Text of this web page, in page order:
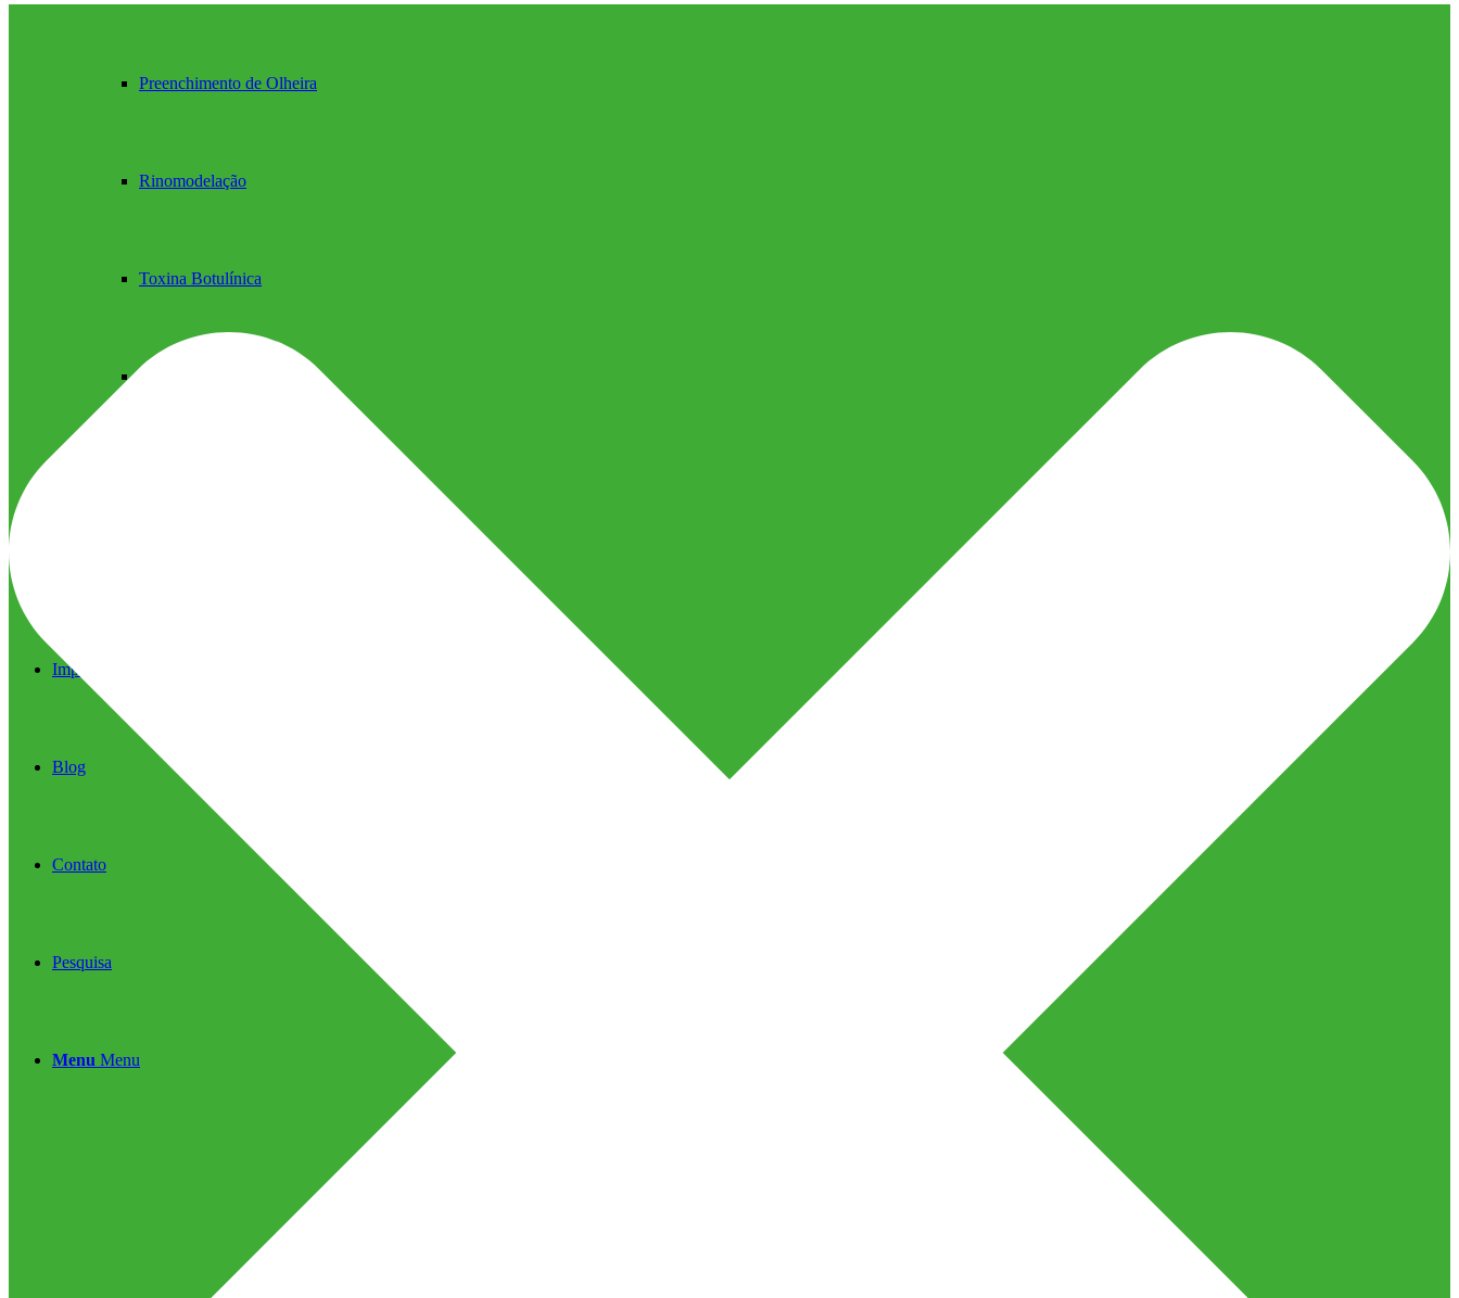
Preenchimento de Olheira
Rinomodelação
Toxina Botulínica
Imprensa
Blog
Contato
Pesquisa
Menu Menu